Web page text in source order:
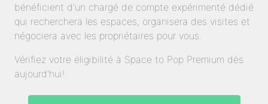
bénéficient d'un chargé de compte expérimenté dédié
qui recherchera les espaces, organisera des visites et
négociera avec les propriétaires pour vous.
Vérifiez votre éligibilité à Space to Pop Premium dès
aujourd'hui!